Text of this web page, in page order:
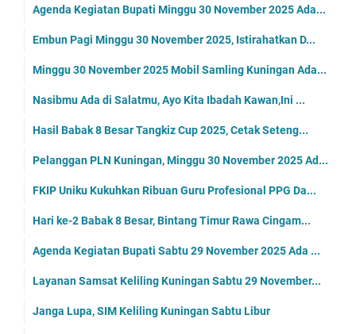
Agenda Kegiatan Bupati Minggu 30 November 2025 Ada...
Embun Pagi Minggu 30 November 2025, Istirahatkan D...
Minggu 30 November 2025 Mobil Samling Kuningan Ada...
Nasibmu Ada di Salatmu, Ayo Kita Ibadah Kawan,Ini ...
Hasil Babak 8 Besar Tangkiz Cup 2025, Cetak Seteng...
Pelanggan PLN Kuningan, Minggu 30 November 2025 Ad...
FKIP Uniku Kukuhkan Ribuan Guru Profesional PPG Da...
Hari ke-2 Babak 8 Besar, Bintang Timur Rawa Cingam...
Agenda Kegiatan Bupati Sabtu 29 November 2025 Ada ...
Layanan Samsat Keliling Kuningan Sabtu 29 November...
Janga Lupa, SIM Keliling Kuningan Sabtu Libur